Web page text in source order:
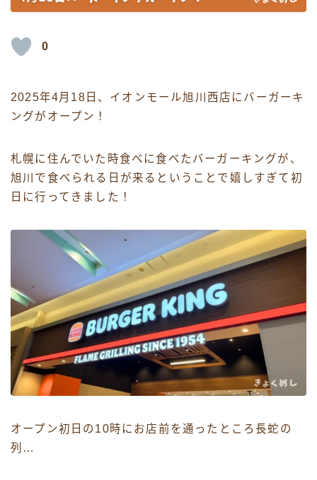
0
2025年4月18日、イオンモール旭川西店にバーガーキ
ングがオープン！
札幌に住んでいた時食べに食べたバーガーキングが、
旭川で食べられる日が来るということで嬉しすぎて初
日に行ってきました！
オープン初日の10時にお店前を通ったところ長蛇の
列…